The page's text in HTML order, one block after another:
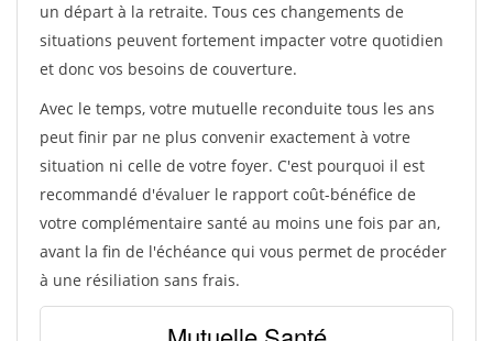
un départ à la retraite. Tous ces changements de
situations peuvent fortement impacter votre quotidien
et donc vos besoins de couverture.
Avec le temps, votre mutuelle reconduite tous les ans
peut finir par ne plus convenir exactement à votre
situation ni celle de votre foyer. C'est pourquoi il est
recommandé d'évaluer le rapport coût-bénéfice de
votre complémentaire santé au moins une fois par an,
avant la fin de l'échéance qui vous permet de procéder
à une résiliation sans frais.